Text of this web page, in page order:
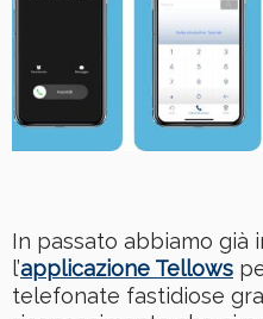
In passato abbiamo già
l’applicazione Tellows
telefonate fastidiose